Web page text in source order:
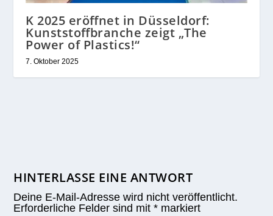
K 2025 eröffnet in Düsseldorf:
Kunststoffbranche zeigt „The
Power of Plastics!“
7. Oktober 2025
HINTERLASSE EINE ANTWORT
Deine E-Mail-Adresse wird nicht veröffentlicht.
Erforderliche Felder sind mit* markiert